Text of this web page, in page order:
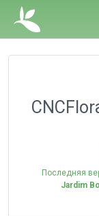
Последняя
Jardim